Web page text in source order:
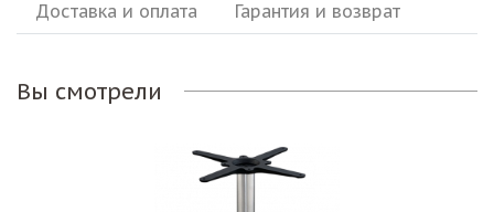
Доставка и оплата Гарантия и возврат
Вы смотрели